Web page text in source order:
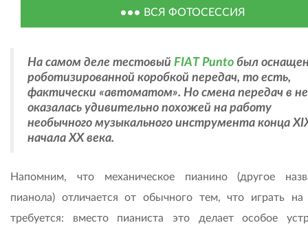
ВСЯ ФОТОСЕССИЯ
На самом деле тестовый FIAT Punto был
роботизированной коробкой передач, то есть,
фактически «автоматом». Но смена передач в
оказалась удивительно похожей на работу
необычного музыкального инструмента конца
начала ХХ века.
Напомним, что механическое пианино (другое
пианола) отличается от обычного тем, что играть
требуется: вместо пианиста это делает особое